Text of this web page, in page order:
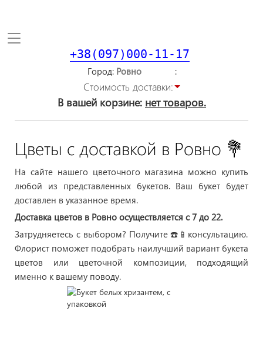
Toggle
+38(097)000-11-17
Город
Стоимость доставки:
В вашей корзине: нет товаров.
Цветы с доставкой в Ровно 💐
На сайте нашего цветочного магазина можно купить
любой из представленных букетов. Ваш букет будет
доставлен в указанное время.
Доставка цветов в Ровно осуществляется с 7 до 22.
Затрудняетесь с выбором? Получите☎️ 📱 консультацию.
Флорист поможет подобрать наилучший вариант букета
цветов или цветочной композиции, подходящий
именно к вашему поводу.